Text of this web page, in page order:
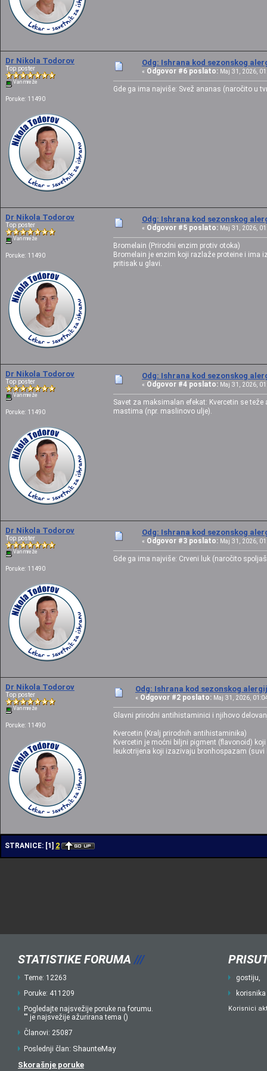
Dr Nikola Todorov
Top poster
Van mreže
Poruke: 11490
Odg: Ishrana kod sezonskog
« Odgovor #6 poslato: Maj 31, 2026,
Gde ga ima najviše: Svež ananas (naročito u
Dr Nikola Todorov
Top poster
Van mreže
Poruke: 11490
Odg: Ishrana kod sezonskog
« Odgovor #5 poslato: Maj 31, 2026,
Bromelain (Prirodni enzim protiv otoka)
Bromelain je enzim koji razlaže proteine i
pritisak u glavi.
Dr Nikola Todorov
Top poster
Van mreže
Poruke: 11490
Odg: Ishrana kod sezonskog
« Odgovor #4 poslato: Maj 31, 2026,
Savet za maksimalan efekat: Kvercetin se
mastima (npr. maslinovo ulje).
Dr Nikola Todorov
Top poster
Van mreže
Poruke: 11490
Odg: Ishrana kod sezonskog
« Odgovor #3 poslato: Maj 31, 2026,
Gde ga ima najviše: Crveni luk (naročito
Dr Nikola Todorov
Top poster
Van mreže
Poruke: 11490
Odg: Ishrana kod sezonskog
« Odgovor #2 poslato: Maj 31, 2026,
Glavni prirodni antihistaminici i njihovo
Kvercetin (Kralj prirodnih antihistaminika)
Kvercetin je moćni biljni pigment (flavonoid)
leukotrijena koji izazivaju bronhospazam
STRANICE: [1 ] 2
STATISTIKE FORUMA ///
Teme: 12263
Poruke: 411209
Pogledajte najsvežije poruke na forumu.
"" je najsvežije ažurirana tema ()
Članovi: 25087
Poslednji član: ShaunteMay
Skorašnje poruke
gostiju,
korisnika
Korisnici